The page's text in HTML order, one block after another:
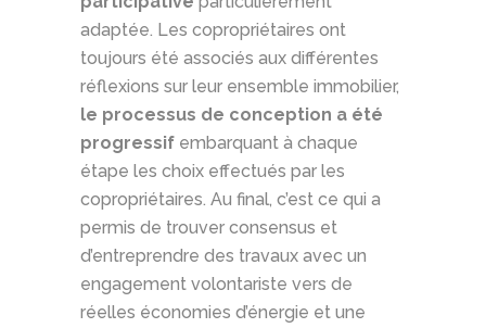
adaptée. Les copropriétaires ont
toujours été associés aux différentes
réflexions sur leur ensemble immobilier,
le processus de conception a été
progressif embarquant à chaque
étape les choix effectués par les
copropriétaires. Au final, c’est ce qui a
permis de trouver consensus et
d’entreprendre des travaux avec un
engagement volontariste vers de
réelles économies d’énergie et une